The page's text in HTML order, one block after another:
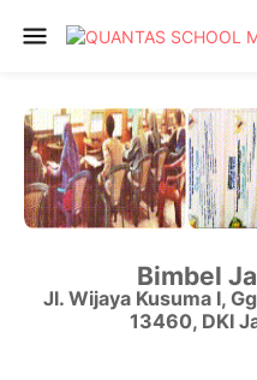
Bimbel
Jl. Wijaya Kusuma I,
13460, DKI